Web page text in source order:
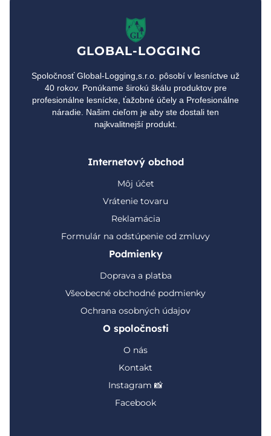
GLOBAL-LOGGING
Spoločnosť Global-Logging,s.r.o. pôsobí v lesníctve už
40 rokov. Ponúkame širokú škálu produktov pre
profesionálne lesnícke, ťažobné účely a Profesionálne
náradie. Našim cieľom je aby ste dostali ten
najkvalitnejší produkt.
Internetový obchod
Môj účet
Vrátenie tovaru
Reklamácia
Formulár na odstúpenie od zmluvy
Podmienky
Doprava a platba
Všeobecné obchodné podmienky
Ochrana osobných údajov
O spoločnosti
O nás
Kontakt
Instagram 📸
Facebook